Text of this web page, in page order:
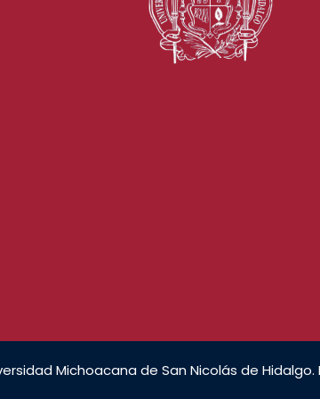
Michoacana de San Nicolás de Hidalgo.